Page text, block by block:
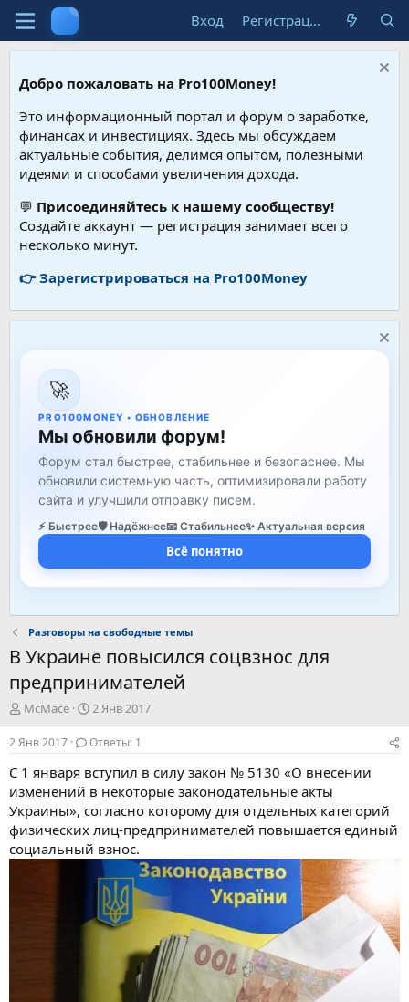
Вход Регистрация
Добро пожаловать на Pro100Money!
Это информационный портал и форум о заработке,
финансах и инвестициях. Здесь мы обсуждаем
актуальные события, делимся опытом, полезными
идеями и способами увеличения дохода.
💬 Присоединяйтесь к нашему сообществу!
Создайте аккаунт — регистрация занимает всего
несколько минут.
👉 Зарегистрироваться на Pro100Money
🚀
PRO100MONEY • ОБНОВЛЕНИЕ
Мы обновили форум!
Форум стал быстрее, стабильнее и безопаснее. Мы
обновили системную часть, оптимизировали работу
сайта и улучшили отправку писем.
⚡ Быстрее🛡️ Надёжнее📧 Стабильнее✨ Актуальная версия
Всё понятно
Разговоры на свободные темы
В Украине повысился соцвзнос для
предпринимателей
А
в
т
о
р
т
е
м
ы
McMace
Д
а
т
а
н
а
ч
л
а
2 Янв 2017
2 Янв 2017 Ответы: 1
С 1 января вступил в силу закон № 5130 «О внесении
изменений в некоторые законодательные акты
Украины», согласно которому для отдельных категорий
физических лиц-предпринимателей повышается единый
социальный взнос.